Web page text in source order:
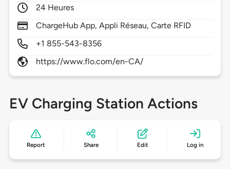
24 Heures
ChargeHub App, Appli Réseau, Carte RFID
+1 855-543-8356
https://www.flo.com/en-CA/
EV Charging Station Actions
Report Share Edit Log in